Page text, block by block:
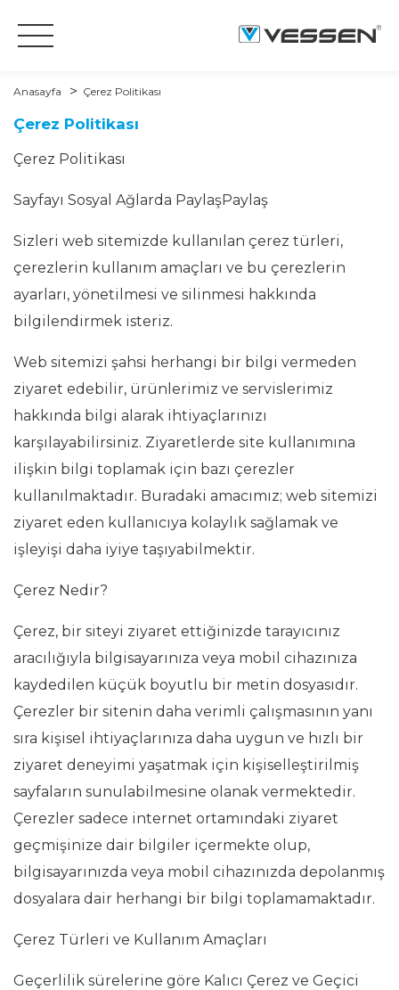
Anasayfa Çerez Politikası
Çerez Politikası
Çerez Politikası
Sayfayı Sosyal Ağlarda PaylaşPaylaş
Sizleri web sitemizde kullanılan çerez türleri,
çerezlerin kullanım amaçları ve bu çerezlerin
ayarları, yönetilmesi ve silinmesi hakkında
bilgilendirmek isteriz.
Web sitemizi şahsi herhangi bir bilgi vermeden
ziyaret edebilir, ürünlerimiz ve servislerimiz
hakkında bilgi alarak ihtiyaçlarınızı
karşılayabilirsiniz. Ziyaretlerde site kullanımına
ilişkin bilgi toplamak için bazı çerezler
kullanılmaktadır. Buradaki amacımız; web sitemizi
ziyaret eden kullanıcıya kolaylık sağlamak ve
işleyişi daha iyiye taşıyabilmektir.
Çerez Nedir?
Çerez, bir siteyi ziyaret ettiğinizde tarayıcınız
aracılığıyla bilgisayarınıza veya mobil cihazınıza
kaydedilen küçük boyutlu bir metin dosyasıdır.
Çerezler bir sitenin daha verimli çalışmasının yanı
sıra kişisel ihtiyaçlarınıza daha uygun ve hızlı bir
ziyaret deneyimi yaşatmak için kişiselleştirilmiş
sayfaların sunulabilmesine olanak vermektedir.
Çerezler sadece internet ortamındaki ziyaret
geçmişinize dair bilgiler içermekte olup,
bilgisayarınızda veya mobil cihazınızda depolanmış
dosyalara dair herhangi bir bilgi toplamamaktadır.
Çerez Türleri ve Kullanım Amaçları
Geçerlilik sürelerine göre Kalıcı Çerez ve Geçici